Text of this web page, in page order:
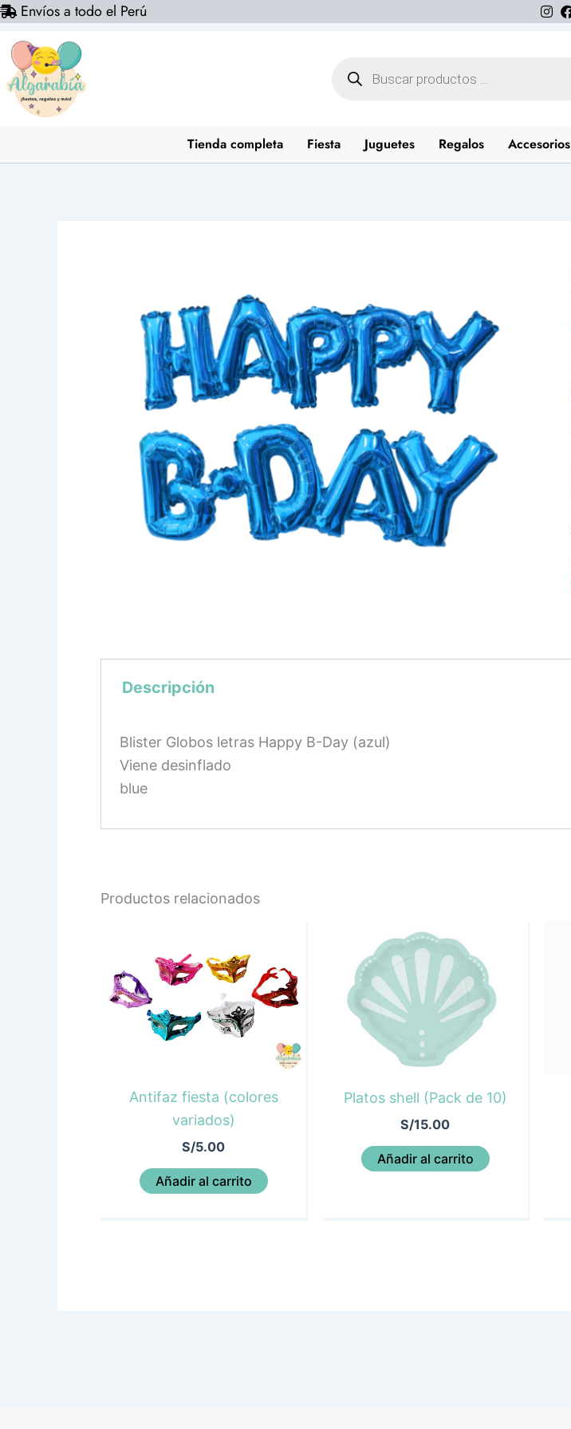
Ir
contenido
Envíos a todo el Perú
productos
Tienda completa Fiesta Juguetes Regalos Accesorios
Descripción
Blister Globos letras Happy B-Day (azul)
Viene desinflado
blue
Productos relacionados
Antifaz fiesta (colores
variados)
S/5.00
Añadir al carrito
Platos shell (Pack de 10)
S/15.00
Añadir al carrito